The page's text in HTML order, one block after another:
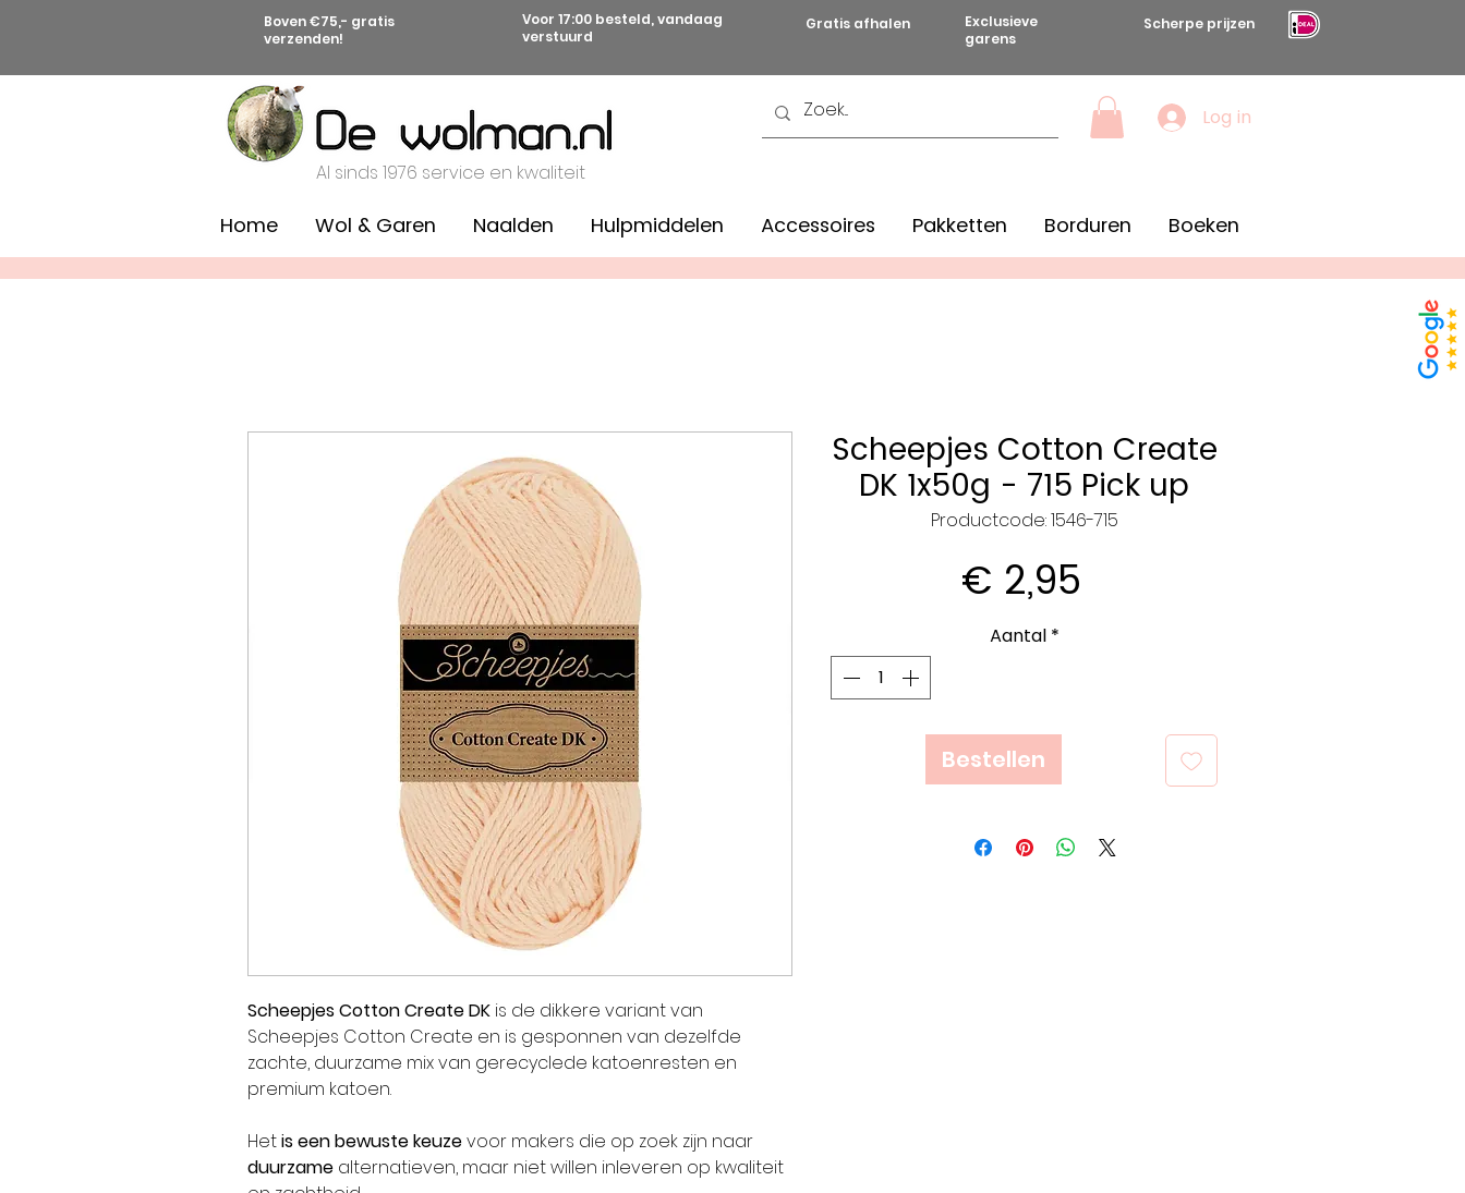
Boven €75,- gratis
verzenden!
Voor 17:00 besteld, vandaag
verstuurd
Gratis afhalen
Exclusieve
garens
Scherpe prijzen
Al sinds 1976 service en kwaliteit
Log in
Home Wol & Garen Naalden Hulpmiddelen Accessoires Pakketten Borduren Boeken
Scheepjes Cotton Create DK is de dikkere variant van
Scheepjes Cotton Create en is gesponnen van dezelfde
zachte, duurzame mix van gerecyclede katoenresten en
premium katoen.
Hetis een bewuste keuzevoor makers die op zoek zijn naar
duurzame alternatieven, maar niet willen inleveren op kwaliteit
Scheepjes Cotton Create
DK 1x50g - 715 Pick up
Productcode: 1546-715
€ 2,95
Aantal *
Bestellen